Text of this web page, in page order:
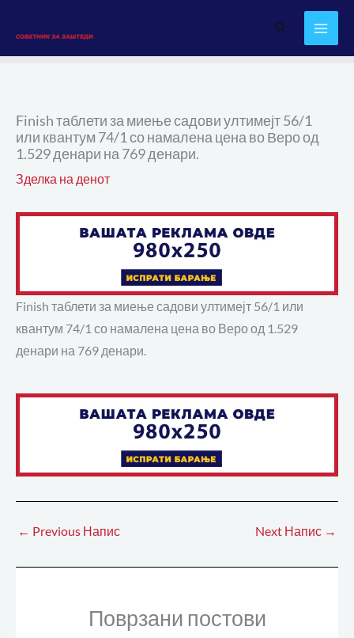
content
Search
Finish таблети за миење садови ултимејт 56/1
или квантум 74/1 со намалена цена во Веро од
1.529 денари на 769 денари.
Зделка на денот
Finish таблети за миење садови ултимејт 56/1 или
квантум 74/1 со намалена цена во Веро од 1.529
денари на 769 денари.
← Previous Напис Next Напис →
Поврзани постови